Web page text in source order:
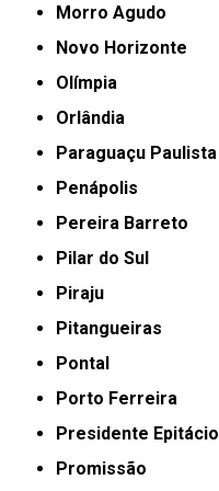
Morro Agudo
Novo Horizonte
Olímpia
Orlândia
Paraguaçu Paulista
Penápolis
Pereira Barreto
Pilar do Sul
Piraju
Pitangueiras
Pontal
Porto Ferreira
Presidente Epitácio
Promissão